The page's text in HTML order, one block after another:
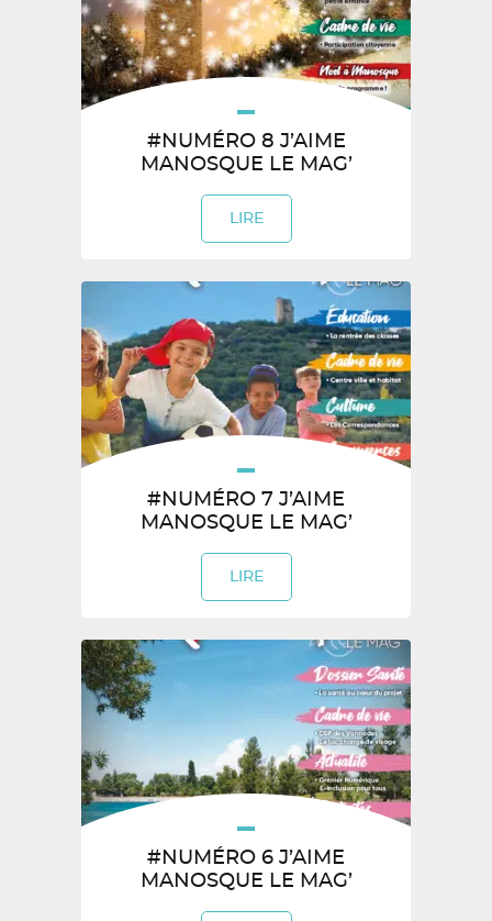
#NUMÉRO 8 J’AIME
MANOSQUE LE MAG’
LIRE
#NUMÉRO 7 J’AIME
MANOSQUE LE MAG’
LIRE
#NUMÉRO 6 J’AIME
MANOSQUE LE MAG’